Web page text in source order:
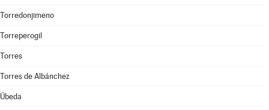
Torredonjimeno
Torreperogil
Torres
Torres de Albánchez
Úbeda